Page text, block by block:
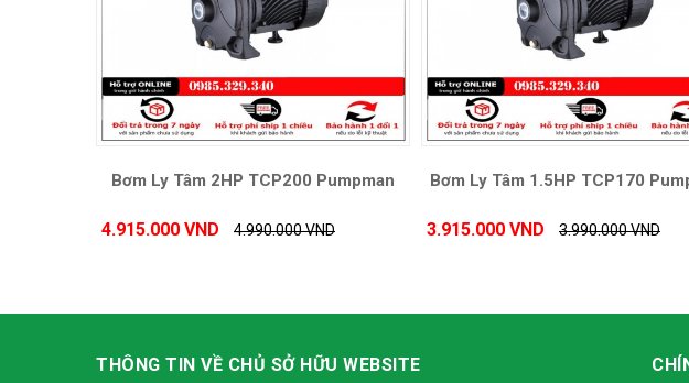
Bơm Ly Tâm 2HP TCP200 Pumpman
4.915.000 VND 4.990.000 VND
Bơm Ly Tâm 1.5HP TCP170
3.915.000 VND 3.990.000 VND
THÔNG TIN VỀ CHỦ SỞ HỮU WEBSITE